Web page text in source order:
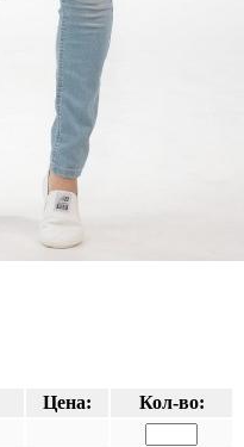
Цена:
Кол-во: